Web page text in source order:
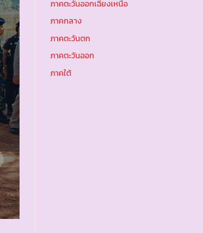
ภาคตะวันออกเฉียงเหนือ
ภาคกลาง
ภาคตะวันตก
ภาคตะวันออก
ภาคใต้